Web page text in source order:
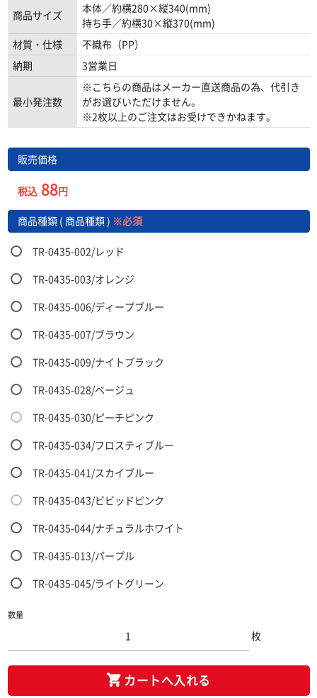
商品サイズ
本体／約横280×縦340(mm)
持ち手／約横30×縦370(mm)
材質・仕様
不織布（PP）
納期
3営業日
最小発注数
※こちらの商品はメーカー直送商品の為、代引き
がお選びいただけません。
※2枚以上のご注文はお受けできかねます。
販売価格
税込88円
商品種類 ( 商品種類 ) ※必須
TR-0435-002/レッド
TR-0435-003/オレンジ
TR-0435-006/ディープブルー
TR-0435-007/ブラウン
TR-0435-009/ナイトブラック
TR-0435-028/ベージュ
TR-0435-030/ピーチピンク
TR-0435-034/フロスティブルー
TR-0435-041/スカイブルー
TR-0435-043/ビビッドピンク
TR-0435-044/ナチュラルホワイト
TR-0435-013/パープル
TR-0435-045/ライトグリーン
数量
枚
カートへ入れる